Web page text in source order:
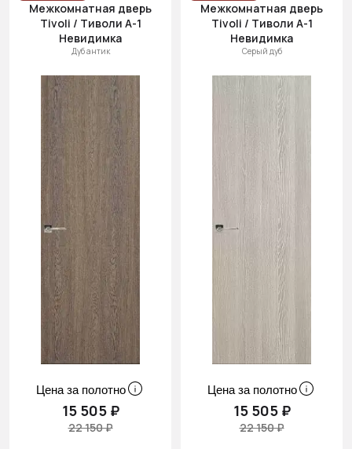
Межкомнатная дверь
Tivoli / Тиволи А-1
Невидимка
Дуб антик
Цена за полотно
15 505 ₽
22 150 ₽
Межкомнатная дверь
Tivoli / Тиволи А-1
Невидимка
Серый дуб
Цена за полотно
15 505 ₽
22 150 ₽